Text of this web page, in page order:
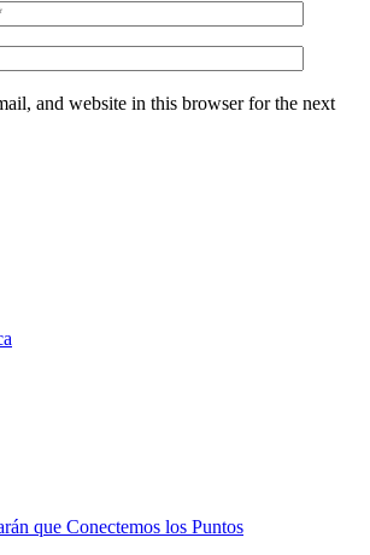
and website in this browser for the next
que Conectemos los Puntos